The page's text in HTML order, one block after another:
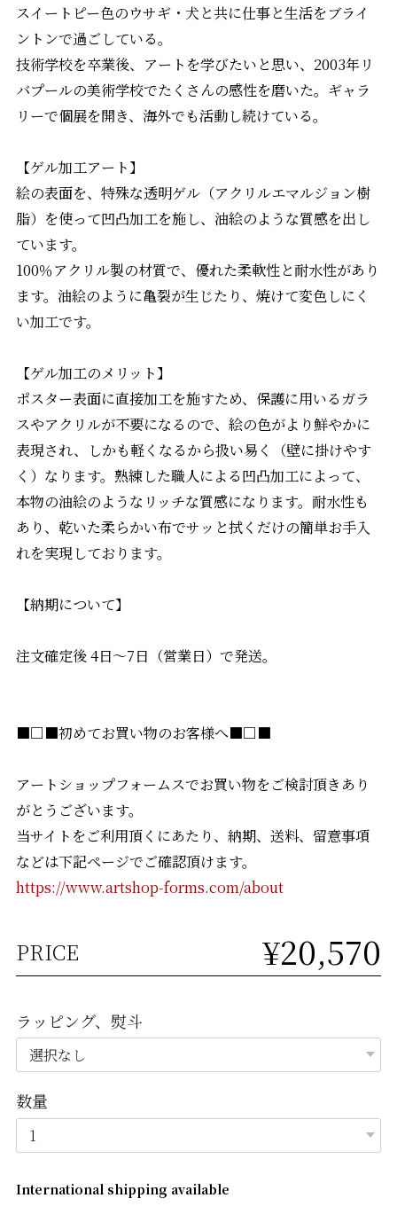
スイートピー色のウサギ・犬と共に仕事と生活をブライ
ントンで過ごしている。
技術学校を卒業後、アートを学びたいと思い、2003年リ
バプールの美術学校でたくさんの感性を磨いた。ギャラ
リーで個展を開き、海外でも活動し続けている。
【ゲル加工アート】
絵の表面を、特殊な透明ゲル（アクリルエマルジョン樹
脂）を使って凹凸加工を施し、油絵のような質感を出し
ています。
100％アクリル製の材質で、優れた柔軟性と耐水性があり
ます。油絵のように亀裂が生じたり、焼けて変色しにく
い加工です。
【ゲル加工のメリット】
ポスター表面に直接加工を施すため、保護に用いるガラ
スやアクリルが不要になるので、絵の色がより鮮やかに
表現され、しかも軽くなるから扱い易く（壁に掛けやす
く）なります。熟練した職人による凹凸加工によって、
本物の油絵のようなリッチな質感になります。耐水性も
あり、乾いた柔らかい布でサッと拭くだけの簡単お手入
れを実現しております。
【納期について】
注文確定後 4日〜7日（営業日）で発送。
■□■初めてお買い物のお客様へ■□■
アートショップフォームスでお買い物をご検討頂きあり
がとうございます。
当サイトをご利用頂くにあたり、納期、送料、留意事項
などは下記ページでご確認頂けます。
https://www.artshop-forms.com/about
PRICE ¥20,570
ラッピング、熨斗
数量
International shipping available